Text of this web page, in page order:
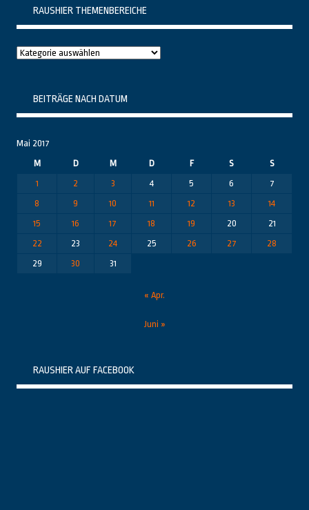
RAUSHIER THEMENBEREICHE
Raushier
BEITRÄGE NACH DATUM
Mai 2017
M
D M D F S
S
1
2 3 4 5 6
7
8
9 10 11 12 13
14
15
16 17 18 19 20
21
22
23 24 25 26 27
28
29
30 31
« Apr.
Juni »
RAUSHIER AUF FACEBOOK